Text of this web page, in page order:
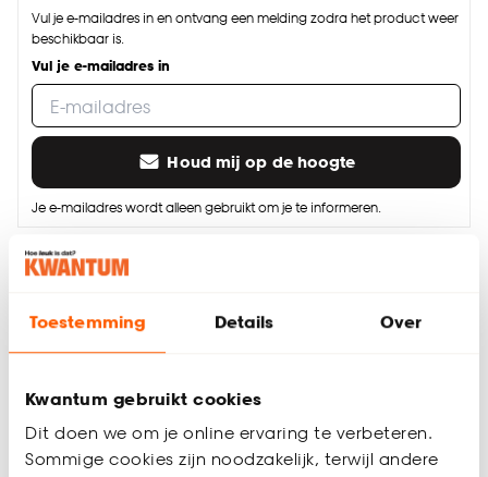
Toestemming Details Over
Kwantum gebruikt cookies
Dit doen we om je online ervaring te verbeteren.
Sommige cookies zijn noodzakelijk, terwijl andere
Vul je e-mailadres in en ontvang een melding zodra het product weer
beschikbaar is.
Vul je e-mailadres in
Houd mij op de hoogte
Je e-mailadres wordt alleen gebruikt om je te informeren.
Thuis laten bezorgen vanaf (+ € 34,99)
Altijd de laagste prijs